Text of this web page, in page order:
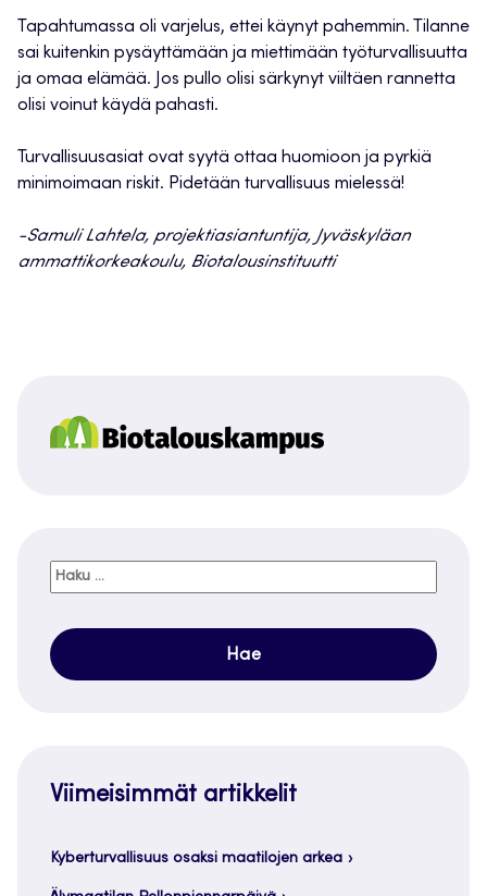
Tapahtumassa oli varjelus, ettei käynyt pahemmin. Tilanne
sai kuitenkin pysäyttämään ja miettimään työturvallisuutta
ja omaa elämää. Jos pullo olisi särkynyt viiltäen rannetta
olisi voinut käydä pahasti.
Turvallisuusasiat ovat syytä ottaa huomioon ja pyrkiä
minimoimaan riskit. Pidetään turvallisuus mielessä!
-Samuli Lahtela, projektiasiantuntija, Jyväskyläan
ammattikorkeakoulu, Biotalousinstituutti
Haku:
Viimeisimmät artikkelit
Kyberturvallisuus osaksi maatilojen arkea